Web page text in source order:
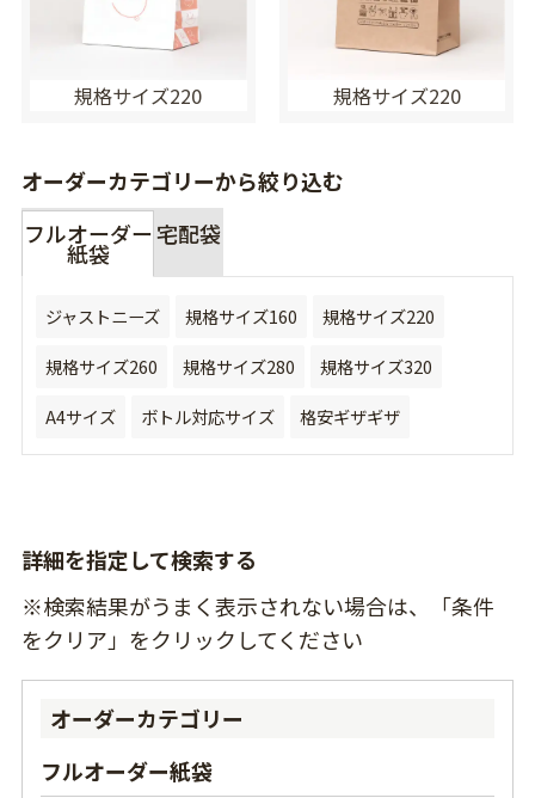
規格サイズ220 規格サイズ220
オーダーカテゴリーから絞り込む
フルオーダー
紙袋
宅配袋
ジャストニーズ 規格サイズ160
規格サイズ220
規格サイズ260
規格サイズ280
規格サイズ320
A4サイズ
ボトル対応サイズ 格安ギザギザ
詳細を指定して検索する
※検索結果がうまく表示されない場合は、「条件
をクリア」をクリックしてください
オーダーカテゴリー
フルオーダー紙袋